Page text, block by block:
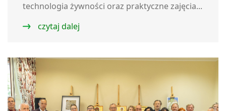
technologia żywności oraz praktyczne zajęcia...
czytaj dalej